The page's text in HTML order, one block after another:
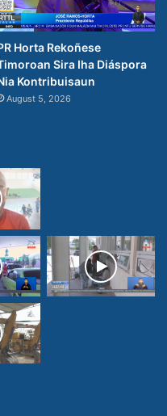
Horta Rekoñese
Sira Iha Diáspora
Kontribuisaun
August 5, 2026